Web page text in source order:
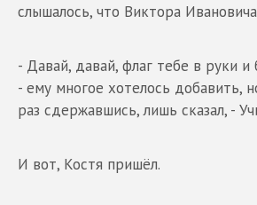
слышалось, что Виктора
- Давай, давай, флаг тебе в руки
- ему многое хотелось добавить,
раз сдержавшись, лишь сказал, -
И вот, Костя пришёл.